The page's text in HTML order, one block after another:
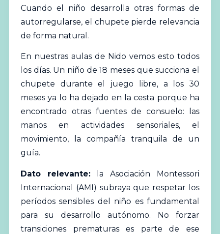
Cuando el niño desarrolla otras formas de
autorregularse, el chupete pierde relevancia
de forma natural.
En nuestras aulas de Nido vemos esto todos
los días. Un niño de 18 meses que succiona el
chupete durante el juego libre, a los 30
meses ya lo ha dejado en la cesta porque ha
encontrado otras fuentes de consuelo: las
manos en actividades sensoriales, el
movimiento, la compañía tranquila de un
guía.
Dato relevante:la Asociación Montessori
Internacional (AMI) subraya que respetar los
períodos sensibles del niño es fundamental
para su desarrollo autónomo. No forzar
transiciones prematuras es parte de ese